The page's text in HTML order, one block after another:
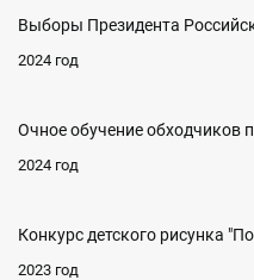
Выборы Президента
2024 год
Очное обучение обходчиков
2024 год
Конкурс детского рисунка
2023 год